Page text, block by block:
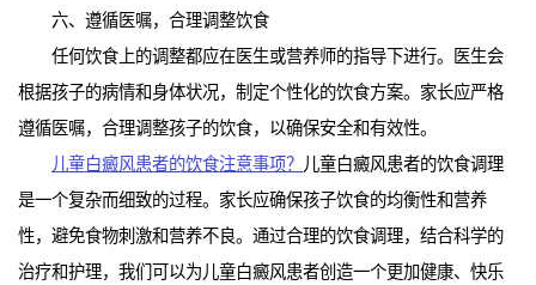
六、遵循医嘱，合理调整饮食
任何饮食上的调整都应在医生或营养师的指导下进行。医生会
根据孩子的病情和身体状况，制定个性化的饮食方案。家长应严格
遵循医嘱，合理调整孩子的饮食，以确保安全和有效性。
儿童白癜风患者的饮食注意事项？ 儿童白癜风患者的饮食调理
是一个复杂而细致的过程。家长应确保孩子饮食的均衡性和营养
性，避免食物刺激和营养不良。通过合理的饮食调理，结合科学的
治疗和护理，我们可以为儿童白癜风患者创造一个更加健康、快乐